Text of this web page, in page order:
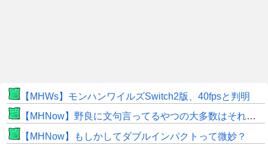
【MHWs】モンハンワイルズSwitch2版、40fpsと判明
【MHNow】野良に文句言ってるやつの大多数はそれしてないだけの雑魚だから聞く耳持つだけムダよ
【MHNow】もしかしてダブルインパクトって微妙？